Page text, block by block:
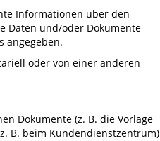
Informationen über den
Daten und/oder Dokumente
angegeben.
oder von einer anderen
Dokumente (z. B. die Vorlage
B. beim Kundendienstzentrum)